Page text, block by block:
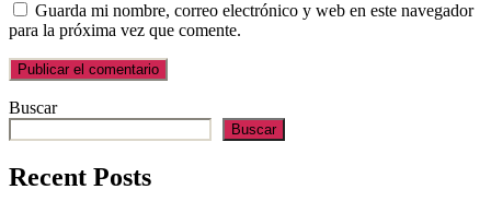
Guarda mi nombre, correo electrónico y web en este navegador
para la próxima vez que comente.
Buscar
Buscar
Recent Posts